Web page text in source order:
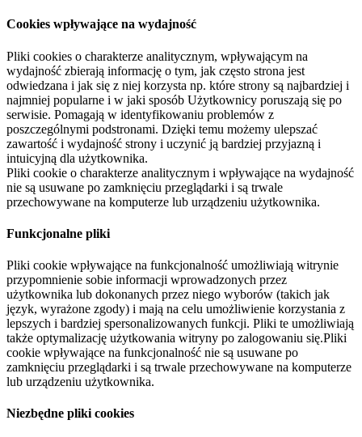
Cookies wpływające na wydajność
Pliki cookies o charakterze analitycznym, wpływającym na
wydajność zbierają informację o tym, jak często strona jest
odwiedzana i jak się z niej korzysta np. które strony są najbardziej i
najmniej popularne i w jaki sposób Użytkownicy poruszają się po
serwisie. Pomagają w identyfikowaniu problemów z
poszczególnymi podstronami. Dzięki temu możemy ulepszać
zawartość i wydajność strony i uczynić ją bardziej przyjazną i
intuicyjną dla użytkownika.
Pliki cookie o charakterze analitycznym i wpływające na wydajność
nie są usuwane po zamknięciu przeglądarki i są trwale
przechowywane na komputerze lub urządzeniu użytkownika.
Funkcjonalne pliki
Pliki cookie wpływające na funkcjonalność umożliwiają witrynie
przypomnienie sobie informacji wprowadzonych przez
użytkownika lub dokonanych przez niego wyborów (takich jak
język, wyrażone zgody) i mają na celu umożliwienie korzystania z
lepszych i bardziej spersonalizowanych funkcji. Pliki te umożliwiają
także optymalizację użytkowania witryny po zalogowaniu się.Pliki
cookie wpływające na funkcjonalność nie są usuwane po
zamknięciu przeglądarki i są trwale przechowywane na komputerze
lub urządzeniu użytkownika.
Niezbędne pliki cookies